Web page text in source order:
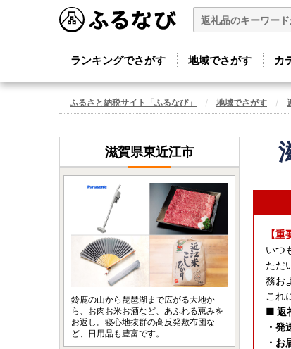
ランキングでさがす 地域でさがす カ
ふるさと納税サイト「ふるなび」 地域でさがす
【
いつ
ただ
務お
これ
■ 返
・
・
滋賀県東近江市
鈴鹿の山から琵琶湖まで広がる大地か
ら、お肉お米お酒など、あふれる恵みを
お返し。寝心地抜群の高反発敷布団な
ど、日用品も豊富です。